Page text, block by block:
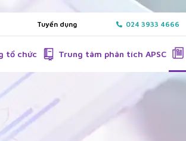
Tuyển dụng 024 3933 4666
tổ chức Trung tâm phân tích APSC